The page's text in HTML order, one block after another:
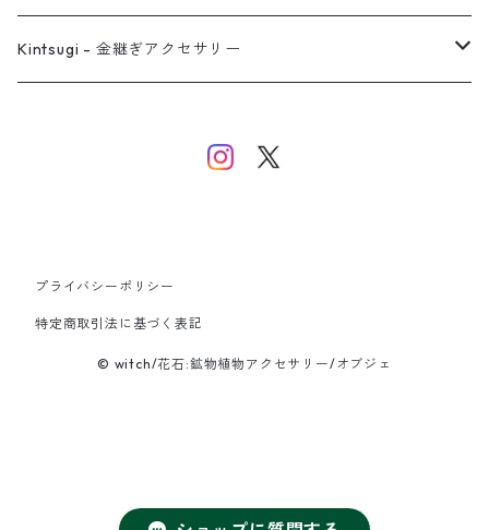
バングル
イヤーカフ
ネックレス
ネックレス
リング
バングル
Kintsugi - 金継ぎアクセサリー
プライバシーポリシー
特定商取引法に基づく表記
© witch/花石:鉱物植物アクセサリー/オブジェ